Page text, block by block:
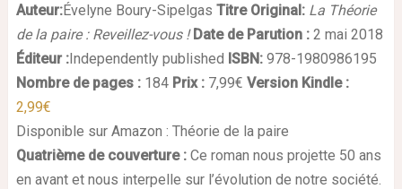
Auteur:Évelyne Boury-Sipelgas Titre Original: La Théorie
de la paire : Reveillez-vous ! Date de Parution :2 mai 2018
Éditeur :Independently published ISBN: 978-1980986195
Nombre de pages :184 Prix :7,99€ Version Kindle :
2,99€
Disponible sur Amazon : Théorie de la paire
Quatrième de couverture : Ce roman nous projette 50 ans
en avant et nous interpelle sur l’évolution de notre société.